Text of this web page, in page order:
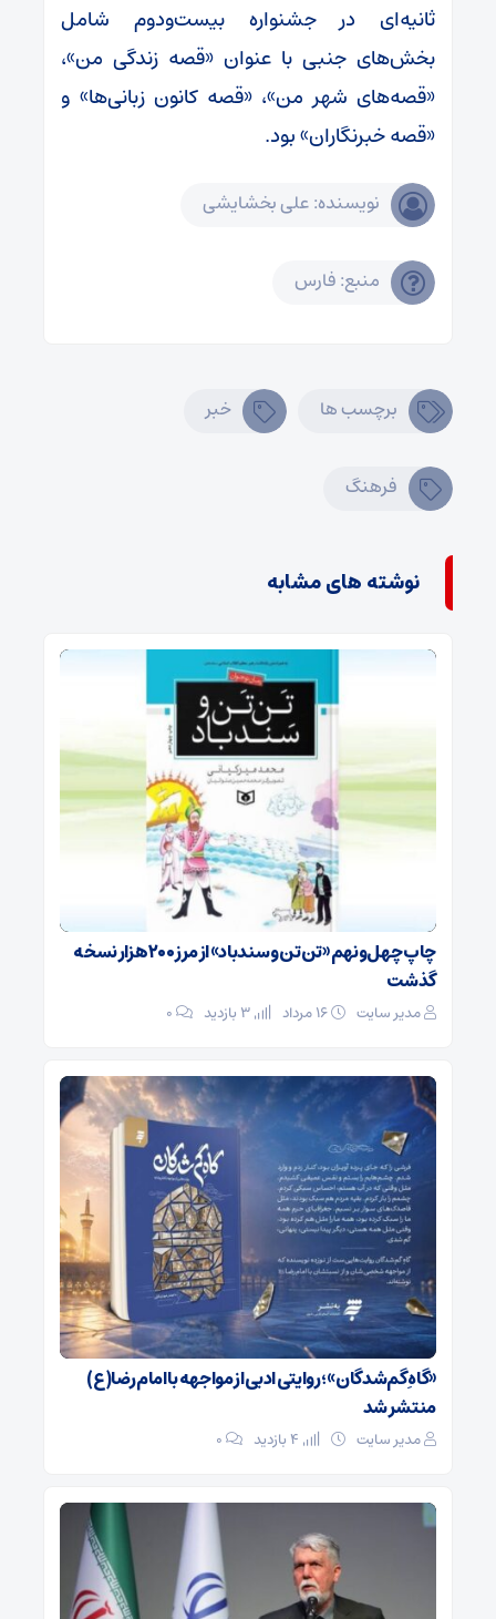
ثانیه‌ای در جشنواره بیست‌ودوم شامل
بخش‌های جنبی با عنوان «قصه زندگی من»،
«قصه‌های شهر من»، «قصه کانون زبانی‌ها» و
«قصه خبرنگاران» بود.
نویسنده: علی بخشایشی
منبع: فارس
برچسب ها خبر
فرهنگ
نوشته های مشابه
چاپ چهل‌ونهم «تن‌تن و سندباد» از مرز ۲۰۰ هزار نسخه
گذشت
مدیر سایت ۰
«گاهِ گم‌شدگان»؛ روایتی ادبی از مواجهه با امام رضا(ع)
منتشر شد
مدیر سایت ۰